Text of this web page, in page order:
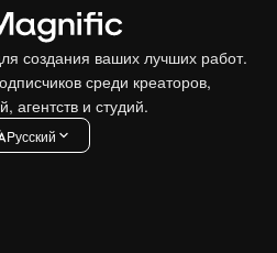
создания ваших лучших работ.
среди креаторов,
агентств и студий.
Pусский